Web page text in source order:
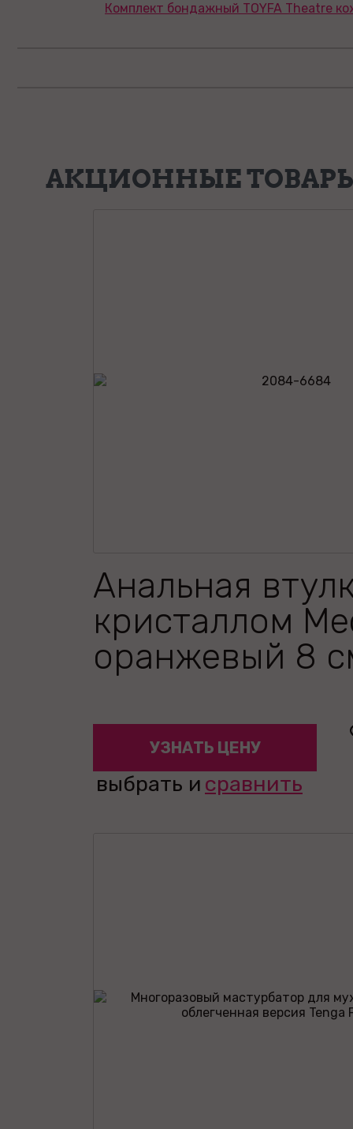
Комплект бондажный TOYFA Theatre
АКЦИОННЫЕ
Анальная
кристаллом
оранжевый 8
УЗНАТЬ ЦЕНУ
выбрать и сравнить